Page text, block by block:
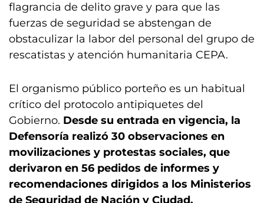
flagrancia de delito grave y para que las
fuerzas de seguridad se abstengan de
obstaculizar la labor del personal del grupo de
rescatistas y atención humanitaria CEPA.
El organismo público porteño es un habitual
crítico del protocolo antipiquetes del
Gobierno. Desde su entrada en vigencia, la
Defensoría realizó 30 observaciones en
movilizaciones y protestas sociales, que
derivaron en 56 pedidos de informes y
recomendaciones dirigidos a los Ministerios
de Seguridad de Nación y Ciudad.